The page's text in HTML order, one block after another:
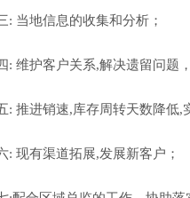
: 当地信息的收集和分析；
: 维护客户关系,解决遗留问题
: 推进销速,库存周转天数降低,
: 现有渠道拓展,发展新客户；